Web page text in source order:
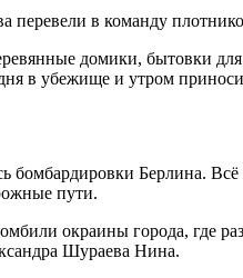
перевели в команду
домики, бытовки
дня в убежище и утром
бомбардировки Берлина.
пути.
окраины города, где
Шураева Нина.